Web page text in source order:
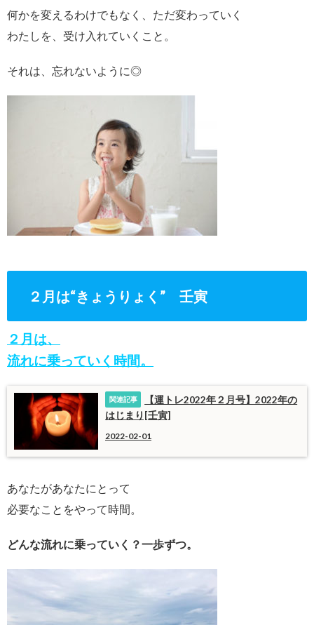
何かを変えるわけでもなく、ただ変わっていく
わたしを、受け入れていくこと。
それは、忘れないように◎
２月は“きょうりょく” 壬寅
２月は、
流れに乗っていく時間。
【運トレ2022年２月号】2022年の
はじまり[壬寅]
2022-02-01
あなたがあなたにとって
必要なことをやって時間。
どんな流れに乗っていく？一歩ずつ。